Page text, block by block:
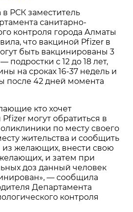
РСК заместитель
санитарно-
контроля города Алматы
что вакциной Pfizer в
быть вакцинированы 3
подростки с 12 до 18 лет,
на сроках 16-37 недель и
42 дней момента
кто хочет
могут обратиться в
по месту своего
жительства и сообщить
из желающих, внести свою
и затем при
доз данный человек
— сообщила
Департамента
контроля